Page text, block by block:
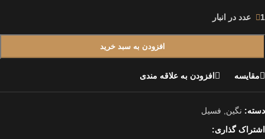
1 عدد در انبار
افزودن به سبد خرید
مقایسه افزودن به علاقه مندی
دسته: نگین, فسیل
اشتراک گذاری: